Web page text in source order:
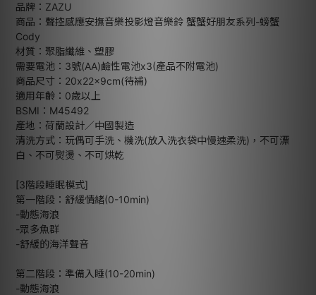
品牌：ZAZU
商品：聲控感應安撫音樂投影燈音樂鈴 蟹蟹好朋友系列-螃蟹
Cody
材質：聚脂纖維、塑膠
需要電池：3號(AA)鹼性電池x3(產品不附電池)
商品尺寸：20x22x9cm(待補)
適用年齡：0歲以上
BSMI：M45492
產地：荷蘭設計／中國製造
清洗方式：玩偶可手洗、機洗(放入洗衣袋中慢速柔洗)，不可漂
白、不可熨燙、不可烘乾
[3階段睡眠模式]
第一階段：舒緩情緒(0-10min)
-動態海浪
-眾多魚群
-舒緩的海洋聲音
第二階段：準備入睡(10-20min)
-動態海浪